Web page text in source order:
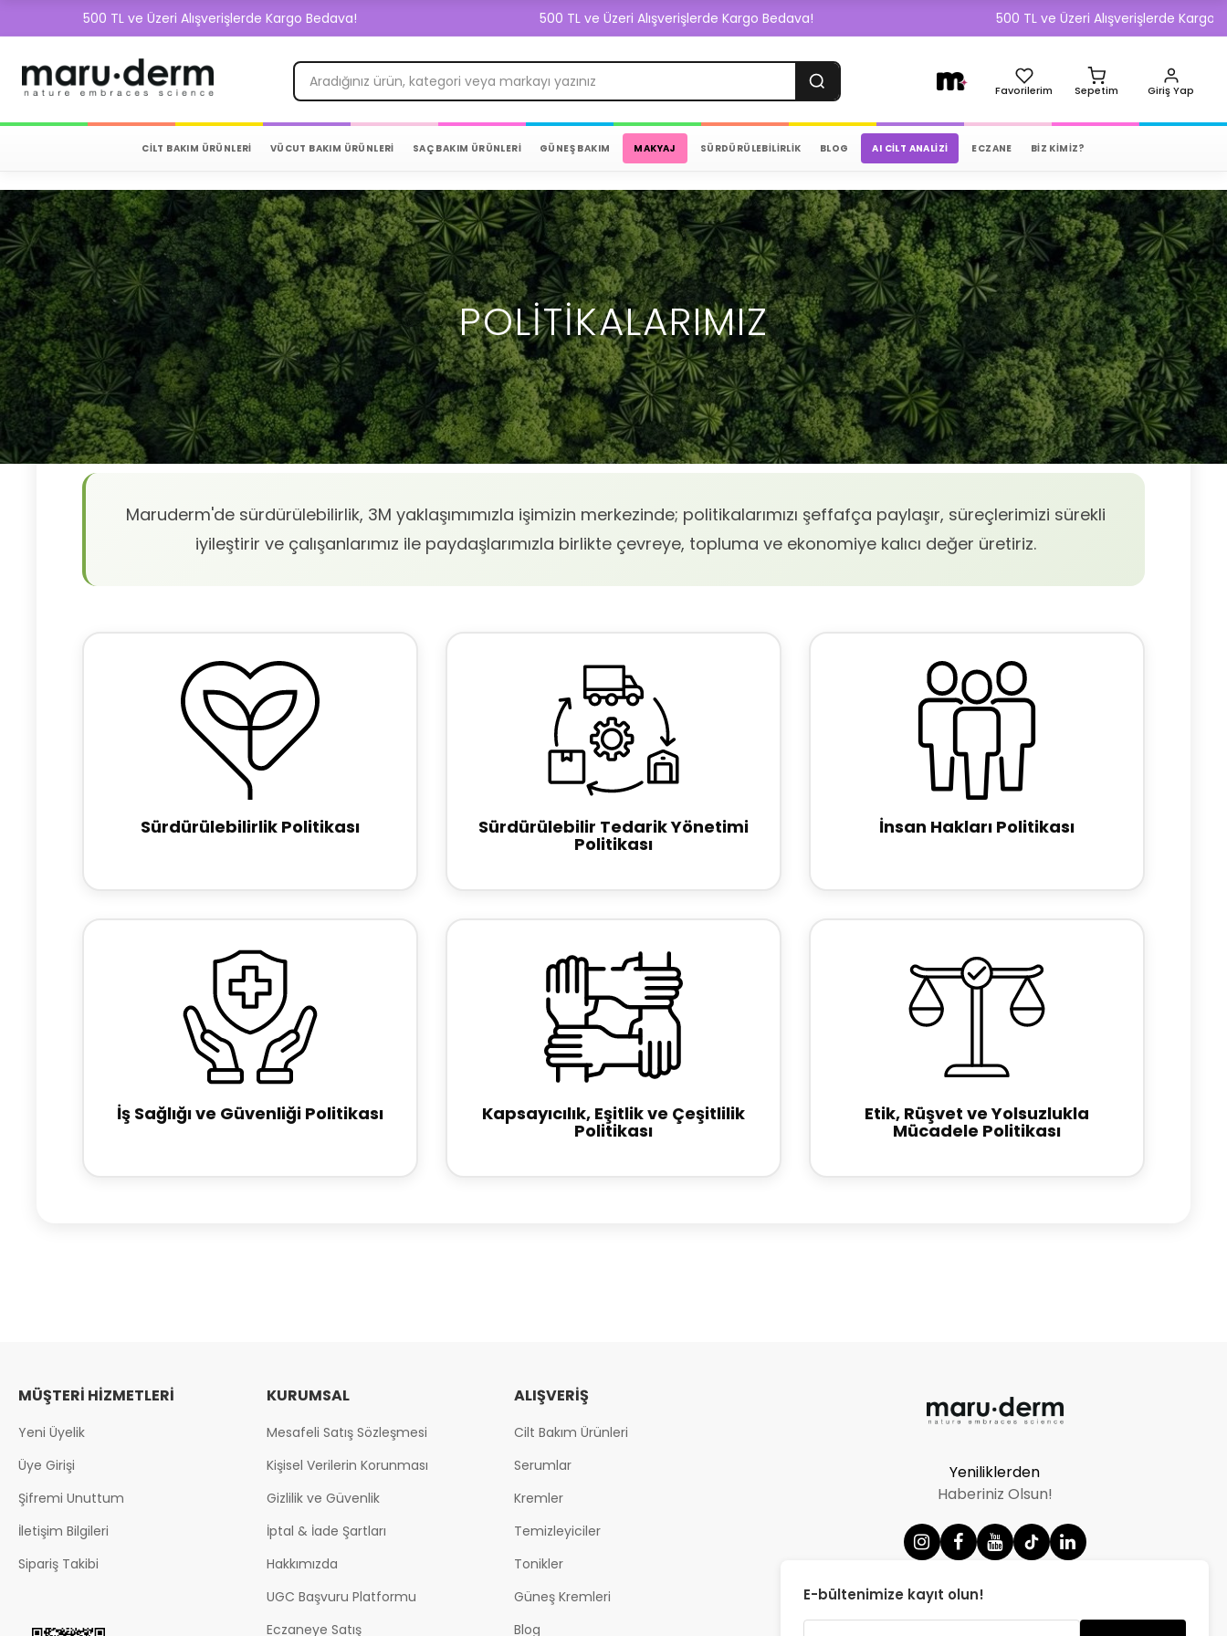
500 TL ve Üzeri Alışverişlerde Kargo Bedava! 500 TL ve Üzeri Alışverişlerde Kargo Bedava! 500 TL ve Üzeri Alışverişlerde Kargo
Favorilerim Sepetim Giriş Yap
CİLT BAKIM ÜRÜNLERİ VÜCUT BAKIM ÜRÜNLERİ SAÇ BAKIM ÜRÜNLERİ GÜNEŞ BAKIM MAKYAJ SÜRDÜRÜLEBİLİRLİK BLOG AI CILT ANALIZI ECZANE BİZ KİMİZ?
POLITIKALARIMIZ
Maruderm'de sürdürülebilirlik, 3M yaklaşımımızla işimizin merkezinde; politikalarımızı şeffafça paylaşır, süreçlerimizi sürekli
iyileştirir ve çalışanlarımız ile paydaşlarımızla birlikte çevreye, topluma ve ekonomiye kalıcı değer üretiriz.
Sürdürülebilirlik Politikası Sürdürülebilir Tedarik Yönetimi
Politikası
İnsan Hakları Politikası
İş Sağlığı ve Güvenliği Politikası Kapsayıcılık, Eşitlik ve Çeşitlilik
Politikası
Etik, Rüşvet ve Yolsuzlukla
Mücadele Politikası
MÜŞTERI HIZMETLERI
Yeni Üyelik
Üye Girişi
Şifremi Unuttum
İletişim Bilgileri
Sipariş Takibi
KURUMSAL
Mesafeli Satış Sözleşmesi
Kişisel Verilerin Korunması
Gizlilik ve Güvenlik
İptal & İade Şartları
Hakkımızda
UGC Başvuru Platformu
Eczaneye Satış
ALIŞVERIŞ
Cilt Bakım Ürünleri
Serumlar
Kremler
Temizleyiciler
Tonikler
Güneş Kremleri
Blog
Yeniliklerden
Haberiniz Olsun!
E-bültenimize kayıt olun!